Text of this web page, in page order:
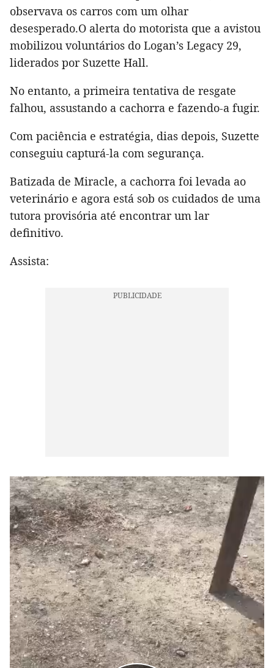
observava os carros com um olhar
desesperado.O alerta do motorista que a avistou
mobilizou voluntários do Logan’s Legacy 29,
liderados por Suzette Hall.
No entanto, a primeira tentativa de resgate
falhou, assustando a cachorra e fazendo-a fugir.
Com paciência e estratégia, dias depois, Suzette
conseguiu capturá-la com segurança.
Batizada de Miracle, a cachorra foi levada ao
veterinário e agora está sob os cuidados de uma
tutora provisória até encontrar um lar
definitivo.
Assista: